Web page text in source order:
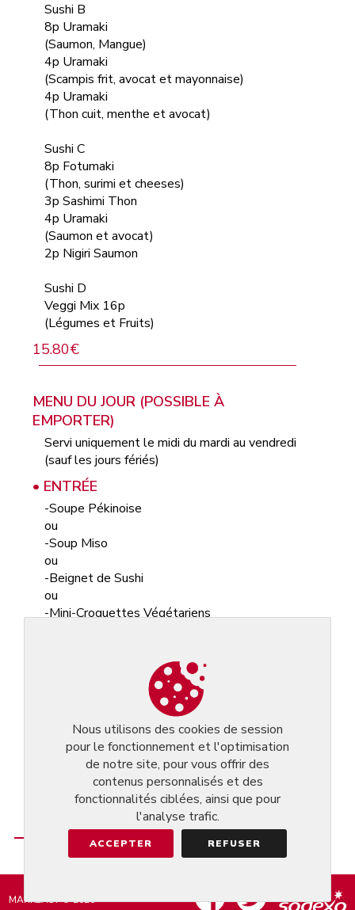
Sushi B
8p Uramaki
(Saumon, Mangue)
4p Uramaki
(Scampis frit, avocat et mayonnaise)
4p Uramaki
(Thon cuit, menthe et avocat)
Sushi C
8p Fotumaki
(Thon, surimi et cheeses)
3p Sashimi Thon
4p Uramaki
(Saumon et avocat)
2p Nigiri Saumon
Sushi D
Veggi Mix 16p
(Légumes et Fruits)
15.80€
MENU DU JOUR (POSSIBLE À
EMPORTER)
Servi uniquement le midi du mardi au vendredi
(sauf les jours fériés)
• ENTRÉE
-Soupe Pékinoise
ou
-Soup Miso
ou
-Beignet de Sushi
ou
-Mini-Croquettes Végétariens
-Boeuf aux Oignons
-Poulet façon Piquante
-Riz sautés aux Scampis
14.80€
Nous utilisons des cookies de session
pour le fonctionnement et l'optimisation
de notre site, pour vous offrir des
contenus personnalisés et des
fonctionnalités ciblées, ainsi que pour
l'analyse trafic.
ACCEPTER REFUSER
MARKEASY © 2026